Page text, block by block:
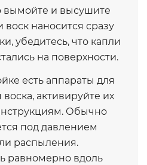
вымойте и высушите
воск наносится сразу
убедитесь, что капли
на поверхности.
есть аппараты для
активируйте их
Обычно
под давлением
распыления.
равномерно вдоль